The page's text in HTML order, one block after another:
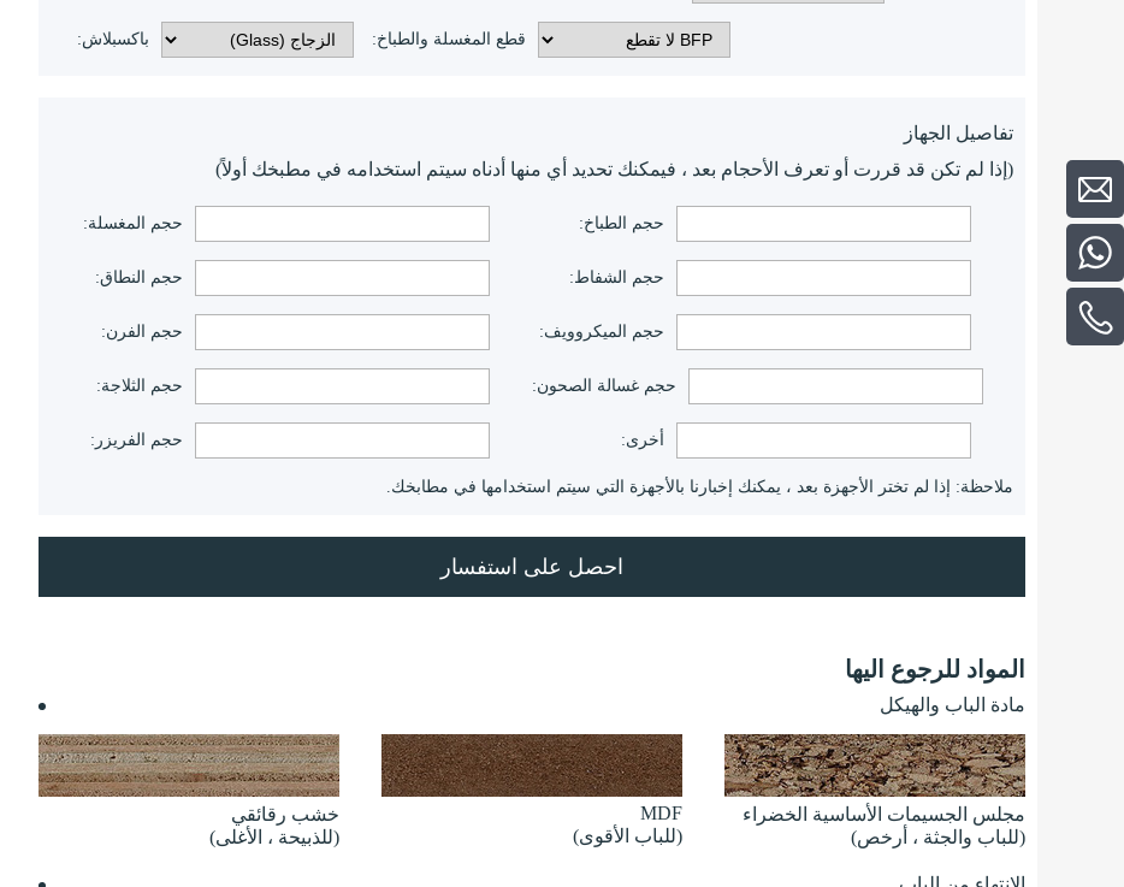
باكسبلاش: قطع المغسلة والطباخ:
تفاصيل الجهاز
(إذا لم تكن قد قررت أو تعرف الأحجام بعد ، فيمكنك تحديد أي منها أدناه سيتم استخدامه في مطبخك أولاً)
حجم المغسلة: حجم الطباخ:
حجم النطاق: حجم الشفاط:
حجم الفرن: حجم الميكروويف:
حجم الثلاجة: حجم غسالة الصحون:
حجم الفريزر: أخرى:
ملاحظة: إذا لم تختر الأجهزة بعد ، يمكنك إخبارنا بالأجهزة التي سيتم استخدامها في مطابخك.
المواد للرجوع اليها
مادة الباب والهيكل
مجلس الجسيمات الأساسية الخضراء
(للباب والجثة ، أرخص)
MDF
(للباب الأقوى)
خشب رقائقي
(للذبيحة ، الأغلى)